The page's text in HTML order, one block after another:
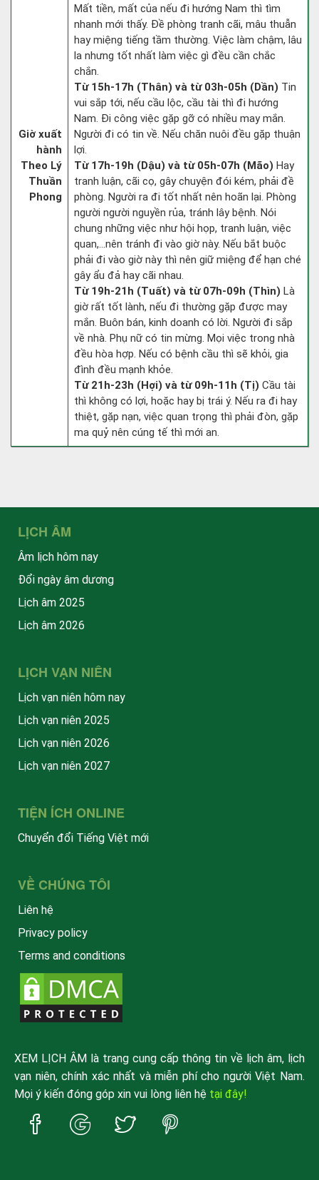
Giờ xuất
hành
Theo Lý
Thuần
Phong
Mất tiền, mất của nếu đi hướng Nam thì tìm
nhanh mới thấy. Đề phòng tranh cãi, mâu thuẫn
hay miệng tiếng tầm thường. Việc làm chậm, lâu
la nhưng tốt nhất làm việc gì đều cần chắc
chắn.
Từ 15h-17h (Thân) và từ 03h-05h (Dần) Tin
vui sắp tới, nếu cầu lộc, cầu tài thì đi hướng
Nam. Đi công việc gặp gỡ có nhiều may mắn.
Người đi có tin về. Nếu chăn nuôi đều gặp thuận
lợi.
Từ 17h-19h (Dậu) và từ 05h-07h (Mão) Hay
tranh luận, cãi cọ, gây chuyện đói kém, phải đề
phòng. Người ra đi tốt nhất nên hoãn lại. Phòng
người người nguyền rủa, tránh lây bệnh. Nói
chung những việc như hội họp, tranh luận, việc
quan,…nên tránh đi vào giờ này. Nếu bắt buộc
phải đi vào giờ này thì nên giữ miệng để hạn ché
gây ẩu đả hay cãi nhau.
Từ 19h-21h (Tuất) và từ 07h-09h (Thìn) Là
giờ rất tốt lành, nếu đi thường gặp được may
mắn. Buôn bán, kinh doanh có lời. Người đi sắp
về nhà. Phụ nữ có tin mừng. Mọi việc trong nhà
đều hòa hợp. Nếu có bệnh cầu thì sẽ khỏi, gia
đình đều mạnh khỏe.
Từ 21h-23h (Hợi) và từ 09h-11h (Tị) Cầu tài
thì không có lợi, hoặc hay bị trái ý. Nếu ra đi hay
thiệt, gặp nạn, việc quan trọng thì phải đòn, gặp
ma quỷ nên cúng tế thì mới an.
LỊCH ÂM
Âm lịch hôm nay
Đổi ngày âm dương
Lịch âm 2025
Lịch âm 2026
LỊCH VẠN NIÊN
Lịch vạn niên hôm nay
Lịch vạn niên 2025
Lịch vạn niên 2026
Lịch vạn niên 2027
TIỆN ÍCH ONLINE
Chuyển đổi Tiếng Việt mới
VỀ CHÚNG TÔI
Liên hệ
Privacy policy
Terms and conditions
XEM LỊCH ÂM là trang cung cấp thông tin về lịch âm, lịch
vạn niên, chính xác nhất và miễn phí cho người Việt Nam.
Mọi ý kiến đóng góp xin vui lòng liên hệ tại đây!
Trang
Facebook
Trang
Google
Trang
Twitter
Trang
Pinterest